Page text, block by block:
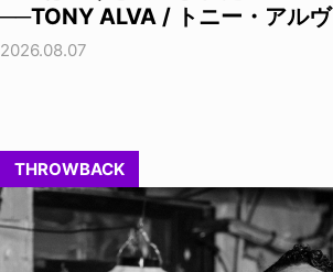
──TONY ALVA / トニー・アル
2026.08.07
THROWBACK